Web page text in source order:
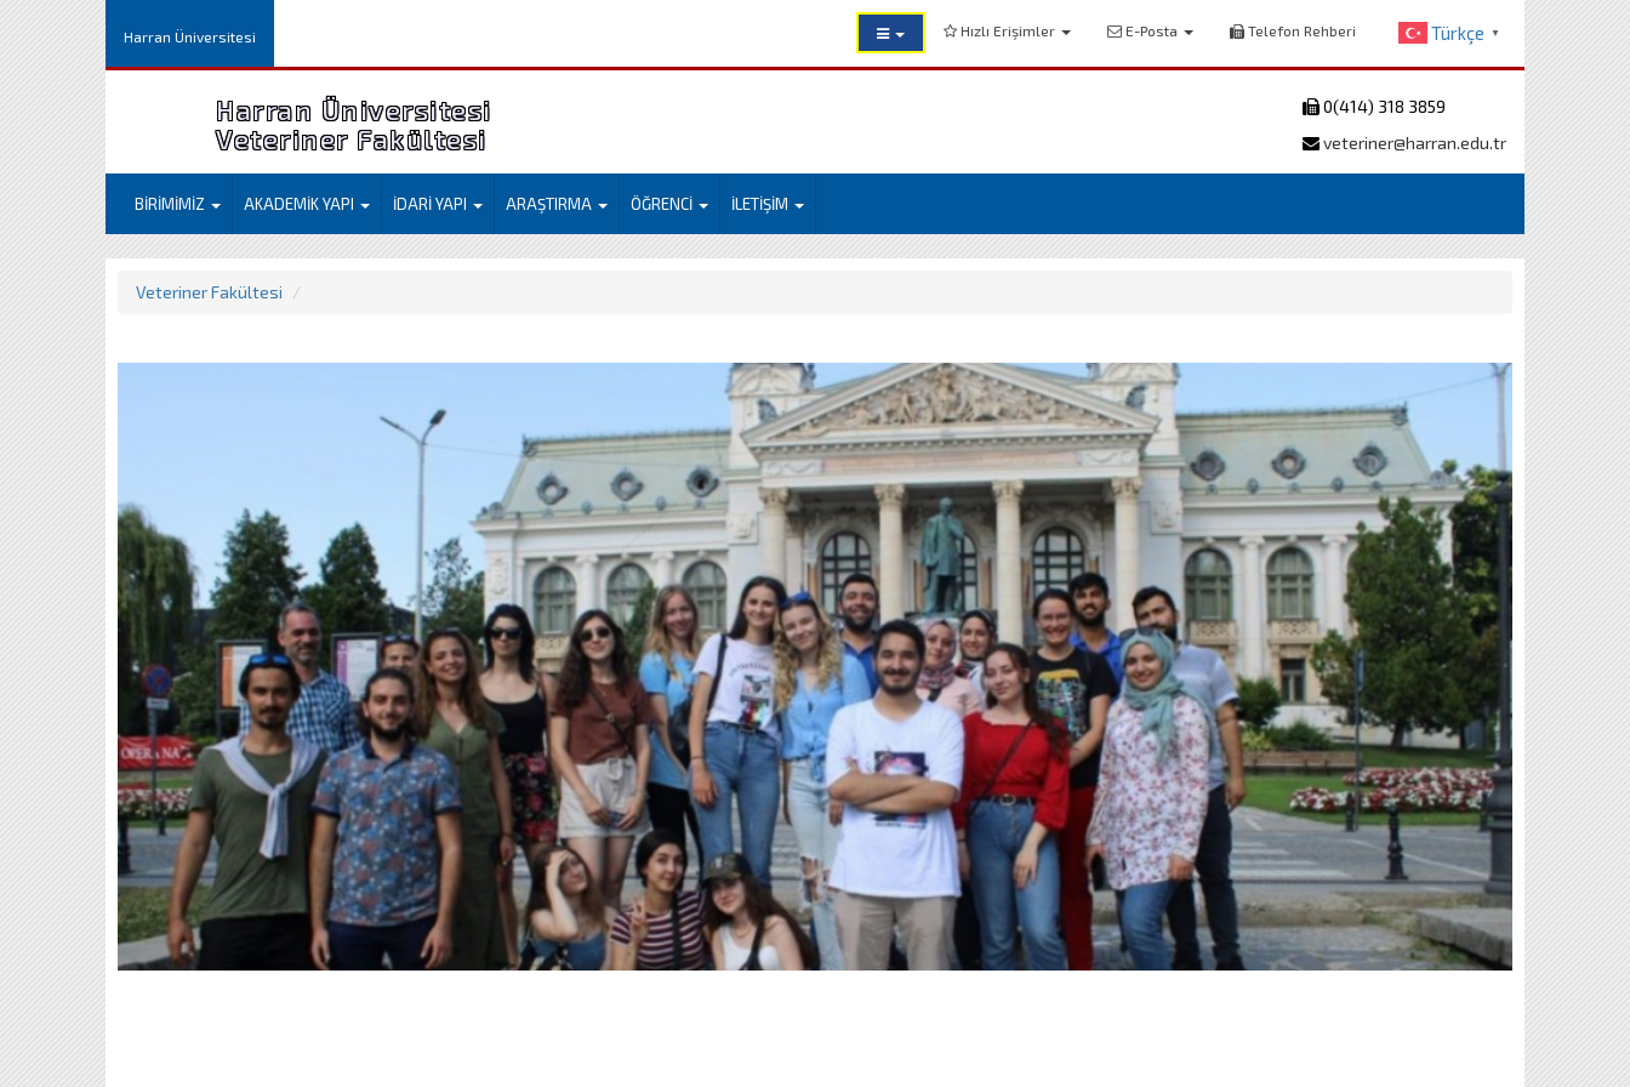
Harran Üniversitesi Hızlı Erişimler E-Posta Telefon Rehberi Türkçe ▼
Harran Üniversitesi
Veteriner Fakültesi
0(414) 318 3859
veteriner@harran.edu.tr
BİRİMİMİZ AKADEMİK YAPI İDARİ YAPI ARAŞTIRMA ÖĞRENCİ İLETİŞİM
Veteriner Fakültesi